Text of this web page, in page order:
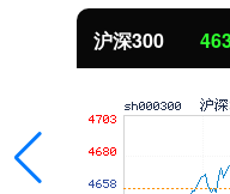
沪深300